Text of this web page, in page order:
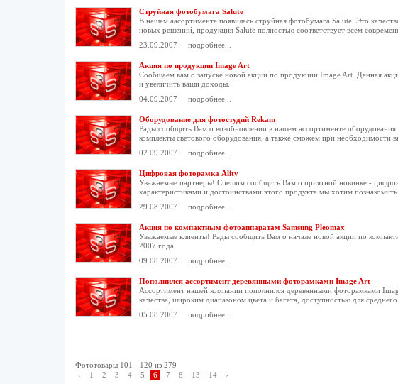
Струйная фотобумага Salute
В нашем аасортименте появилась струйная фотобумага Salute. Это
новых решений, продукция Salute полностью соответствует всем
23.09.2007
подробнее...
Акция по продукции Image Art
Сообщаем вам о запуске новой акции по продукции Image Art. Данная
и увеличить ваши доходы.
04.09.2007
подробнее...
Оборудование для фотостудий Rekam
Рады сообщить Вам о возобновлении в нашем ассортименте
комплекты светового оборудования, а также сможем при необходимости
02.09.2007
подробнее...
Цифровая фоторамка Ality
Уважаемые партнеры! Спешим сообщить Вам о приятной новинке -
характеристиками и достоинствами этого продукта мы хотим
29.08.2007
подробнее...
Акция по компактным фотоаппаратам Samsung Pleomax
Уважаемые клиенты! Рады сообщить Вам о начале новой акции по
2007 года.
09.08.2007
подробнее...
Пополнился ассортимент деревянными фоторамками Image Art
Ассортимент нашей компании пополнился деревянными фоторамками
качества, широким диапазоном цвета и багета, доступностью для среднего
05.08.2007
подробнее...
Фототовары 101 - 120 из 279
‹
1 2 3 4 5 6 7 8 13 14 ›